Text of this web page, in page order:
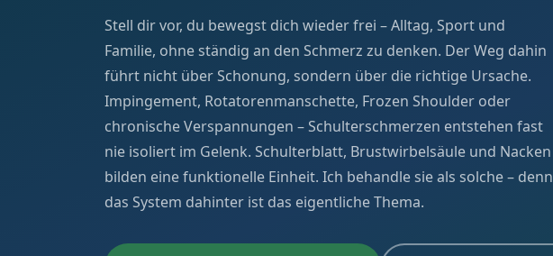
Leistungen im Überblick
Stell dir vor, du bewegst dich wieder frei – Alltag, Sport und
Familie, ohne ständig an den Schmerz zu denken. Der Weg dahin
führt nicht über Schonung, sondern über die richtige Ursache.
Impingement, Rotatorenmanschette, Frozen Shoulder oder
chronische Verspannungen – Schulterschmerzen entstehen fast
nie isoliert im Gelenk. Schulterblatt, Brustwirbelsäule und Nacken
bilden eine funktionelle Einheit. Ich behandle sie als solche – denn
das System dahinter ist das eigentliche Thema.